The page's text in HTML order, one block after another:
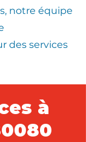
notre équipe
des services
à